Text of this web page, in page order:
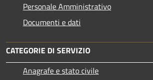
Personale Amministrativo
Documenti e dati
CATEGORIE DI SERVIZIO
Anagrafe e stato civile